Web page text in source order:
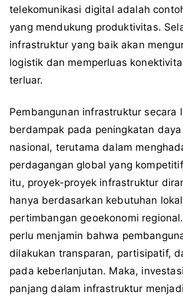
telekomunikasi digital adalah
yang mendukung produktivitas.
infrastruktur yang baik akan
logistik dan memperluas
terluar.
Pembangunan infrastruktur secara
berdampak pada peningkatan daya
nasional, terutama dalam
perdagangan global yang
itu, proyek-proyek infrastruktur
hanya berdasarkan kebutuhan
pertimbangan geoekonomi
perlu menjamin bahwa
dilakukan transparan, partisipatif,
pada keberlanjutan. Maka,
panjang dalam infrastruktur